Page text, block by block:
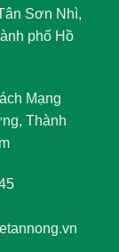
Sơn Nhì,
phố Hồ
Mạng
Thành